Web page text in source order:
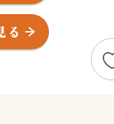
している村です。
菜・花卉等の栽培が盛
養殖も行われていま